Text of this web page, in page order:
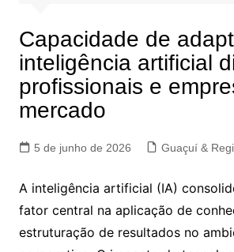
Capacidade de
inteligência artificial
profissionais e
mercado
5 de junho de 2026 Guaçuí &
A inteligência artificial (IA)
fator central na aplicação de
estruturação de resultados no